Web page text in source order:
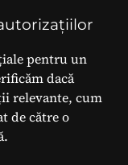
pentru un
dacă
relevante, cum
de către o